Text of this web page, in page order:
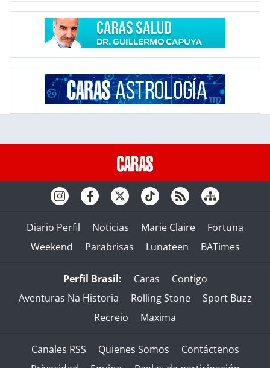
Diario Perfil Noticias Marie Claire
Fortuna
Weekend
Parabrisas Lunateen BATimes
Perfil Brasil: Caras
Contigo
Aventuras Na Historia
Rolling Stone
Sport Buzz
Recreio
Maxima
Canales RSS Quienes Somos
Contáctenos